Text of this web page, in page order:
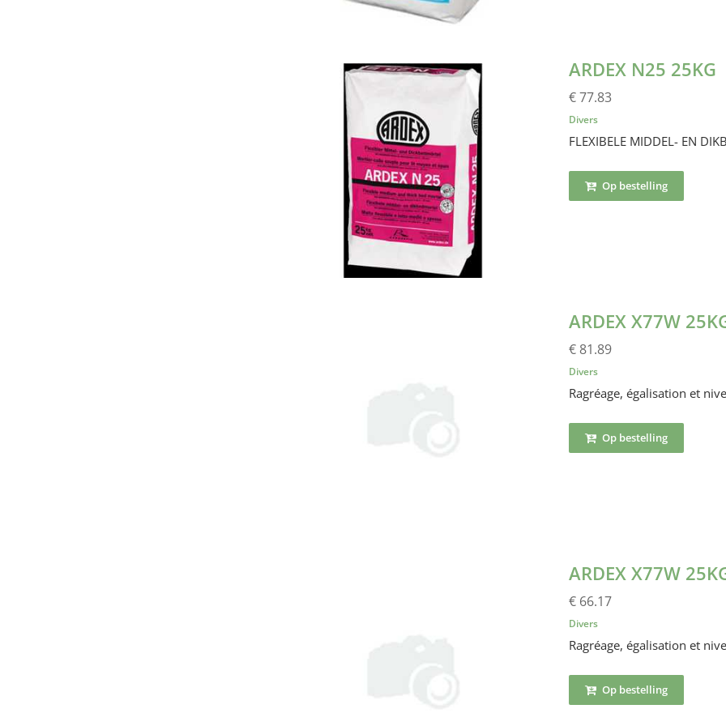
ARDEX N25 25KG
€ 77.83
Divers
FLEXIBELE MIDDEL- EN
Op bestelling
ARDEX X77W
€ 81.89
Divers
Ragréage, égalisation et
Op bestelling
ARDEX X77W
€ 66.17
Divers
Ragréage, égalisation et
Op bestelling